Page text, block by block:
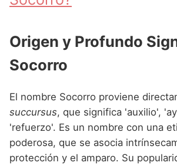
Nombres de Niña que
Nombres de Niña que
Nombres de Niña que
Nombres de Niña que
Nombres de Niña que
Nombres de Niña
Nombres de Niña Vascos
Origen y Profundo
Socorro
El nombre Socorro proviene
succursus, que significa 'auxilio',
'refuerzo'. Es un nombre con una
poderosa, que se asocia
protección y el amparo. Su